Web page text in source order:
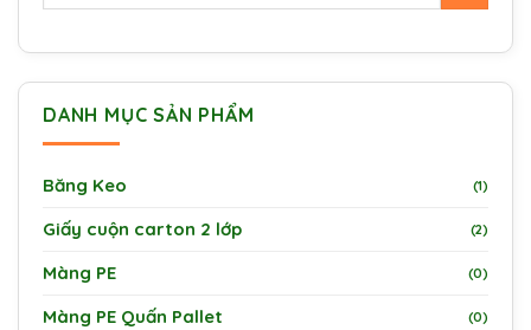
DANH MỤC SẢN PHẨM
Băng Keo (1)
Giấy cuộn carton 2 lớp (2)
Màng PE (0)
Màng PE Quấn Pallet (0)